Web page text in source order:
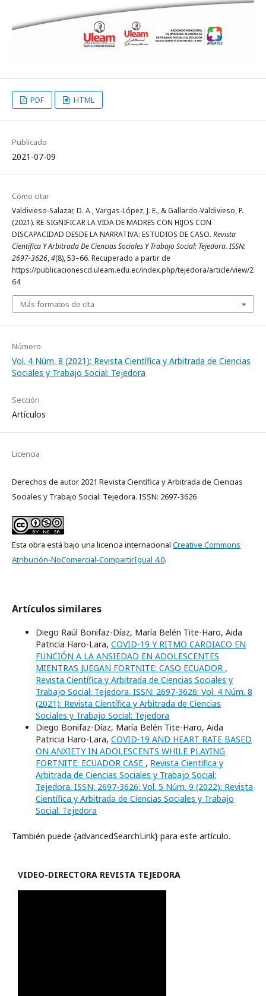
PDF HTML
Publicado
2021-07-09
Cómo citar
Valdivieso-Salazar, D. A., Vargas-López, J. E., & Gallardo-Valdivieso, P.
(2021). RE-SIGNIFICAR LA VIDA DE MADRES CON HIJOS CON
DISCAPACIDAD DESDE LA NARRATIVA: ESTUDIOS DE CASO. Revista
Científica Y Arbitrada De Ciencias Sociales Y Trabajo Social: Tejedora. ISSN:
2697-3626,4(8), 53–66. Recuperado a partir de
https://publicacionescd.uleam.edu.ec/index.php/tejedora/article/view/2
64
Más formatos de cita
Número
Vol. 4 Núm. 8 (2021): Revista Científica y Arbitrada de Ciencias
Sociales y Trabajo Social: Tejedora
Sección
Artículos
Licencia
Derechos de autor 2021 Revista Científica y Arbitrada de Ciencias
Sociales y Trabajo Social: Tejedora. ISSN: 2697-3626
Esta obra está bajo una licencia internacional Creative Commons
Atribución-NoComercial-CompartirIgual 4.0.
Artículos similares
Diego Raúl Bonifaz-Díaz, María Belén Tite-Haro, Aida
Patricia Haro-Lara, COVID-19 Y RITMO CARDIACO EN
FUNCIÓN A LA ANSIEDAD EN ADOLESCENTES
MIENTRAS JUEGAN FORTNITE: CASO ECUADOR ,
Revista Científica y Arbitrada de Ciencias Sociales y
Trabajo Social: Tejedora. ISSN: 2697-3626: Vol. 4 Núm. 8
(2021): Revista Científica y Arbitrada de Ciencias
Sociales y Trabajo Social: Tejedora
Diego Bonifaz-Díaz, María Belén Tite-Haro, Aida
Patricia Haro-Lara, COVID-19 AND HEART RATE BASED
ON ANXIETY IN ADOLESCENTS WHILE PLAYING
FORTNITE: ECUADOR CASE , Revista Científica y
Arbitrada de Ciencias Sociales y Trabajo Social:
Tejedora. ISSN: 2697-3626: Vol. 5 Núm. 9 (2022): Revista
Científica y Arbitrada de Ciencias Sociales y Trabajo
Social: Tejedora
También puede {advancedSearchLink} para este artículo.
VIDEO-DIRECTORA REVISTA TEJEDORA